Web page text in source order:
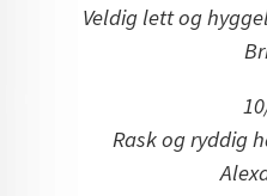
Veldig lett og
Rask og ryddig